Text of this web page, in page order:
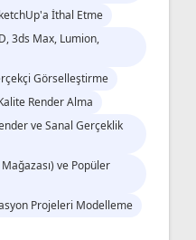
İthal Etme
3ds Max, Lumion,
Görselleştirme
Render Alma
ve Sanal Gerçeklik
ve Popüler
Projeleri Modelleme